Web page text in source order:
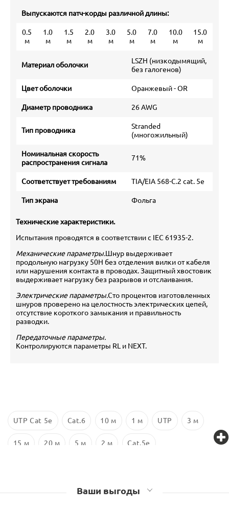
Выпускаются патч-корды различной длины:
0.5
м
1.0
м
1.5
м
2.0
м
3.0
м
5.0
м
7.0
м
10.0
м
15.0
м
Материал оболочки
LSZH (низкодымящий,
без галогенов)
Цвет оболочки Оранжевый - OR
Диаметр проводника 26 AWG
Тип проводника
Stranded
(многожильный)
Номинальная скорость
распространения сигнала
71%
Соответствует требованиям TIA/EIA 568-C.2 cat. 5e
Тип экрана Фольга
Технические характеристики.
Испытания проводятся в соответствии с IEC 61935-2.
Механические параметры.Шнур выдерживает
продольную нагрузку 50Н без отделения вилки от кабеля
или нарушения контакта в проводах. Защитный хвостовик
выдерживает нагрузку без разрывов и отслаивания.
Электрические параметры.Сто процентов изготовленных
шнуров проверено на целостность электрических цепей,
отсутствие короткого замыкания и правильность
разводки.
Передаточные параметры.
Контролируются параметры RL и NEXT.
UTP Cat 5e Cat.6 10 м 1 м UTP 3 м
15 м 20 м 5 м 2 м Cat.5e
Ваши выгоды